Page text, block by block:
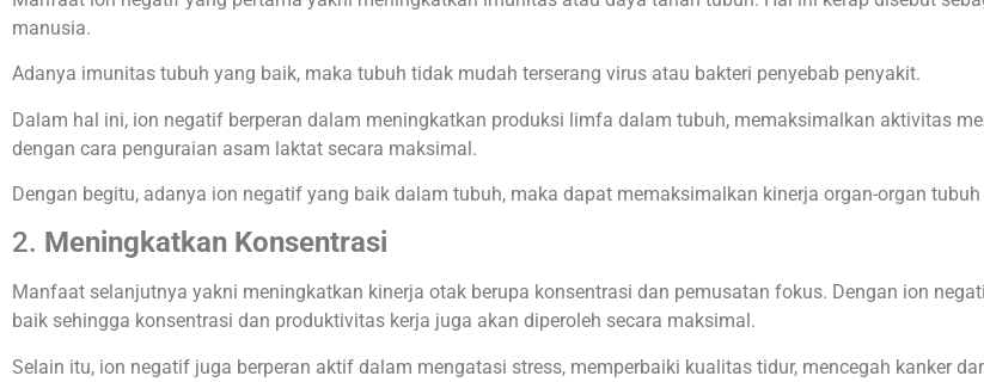
manusia.
Adanya imunitas tubuh yang baik, maka tubuh tidak mudah terserang virus atau bakteri penyebab penyakit.
Dalam hal ini, ion negatif berperan dalam meningkatkan produksi limfa dalam tubuh, memaksimalkan aktivitas
dengan cara penguraian asam laktat secara maksimal.
Dengan begitu, adanya ion negatif yang baik dalam tubuh, maka dapat memaksimalkan kinerja organ-organ tubuh
2. Meningkatkan Konsentrasi
Manfaat selanjutnya yakni meningkatkan kinerja otak berupa konsentrasi dan pemusatan fokus. Dengan ion
baik sehingga konsentrasi dan produktivitas kerja juga akan diperoleh secara maksimal.
Selain itu, ion negatif juga berperan aktif dalam mengatasi stress, memperbaiki kualitas tidur, mencegah kanker